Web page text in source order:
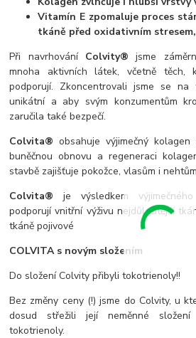
Vitamín E zpomaluje proces
tkáně před oxidativním stresem,
Při navrhování Colvity® jsme
mnoha aktivních látek, včetně těch,
podporují. Zkoncentrovali jsme se
unikátní a aby svým konzumentům
zaručila také bezpečí.
Colvita® obsahuje výjimečný
buněčnou obnovu a regeneraci
stavbě zajišťuje pokožce, vlasům i
Colvita® je výsledkem
podporují vnitřní výživu nejdůležitější
tkáně pojivové
COLVITA s novým složením
Do složení Colvity přibyli tokotrienoly!!
Bez změny ceny (!) jsme do Colvity, u
dosud střežili její neměnné
tokotrienoly.